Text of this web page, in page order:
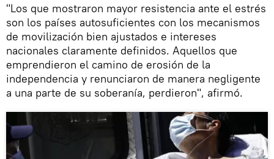
"Los que mostraron mayor resistencia ante el estrés
son los países autosuficientes con los mecanismos
de movilización bien ajustados e intereses
nacionales claramente definidos. Aquellos que
emprendieron el camino de erosión de la
independencia y renunciaron de manera negligente
a una parte de su soberanía, perdieron", afirmó.